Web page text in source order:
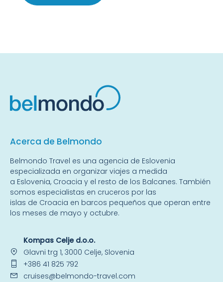
Acerca de Belmondo
Belmondo Travel es una agencia de Eslovenia
especializada en organizar viajes a medida
a Eslovenia, Croacia y el resto de los Balcanes. También
somos especialistas en cruceros por las
islas de Croacia en barcos pequeños que operan entre
los meses de mayo y octubre.
Kompas Celje d.o.o.
Glavni trg 1, 3000 Celje, Slovenia
+386 41 825 792
cruises@belmondo-travel.com